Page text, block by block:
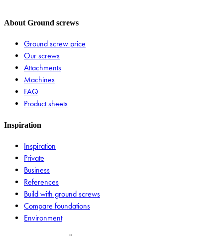
About Ground screws
Ground screw price
Our screws
Attachments
Machines
FAQ
Product sheets
Inspiration
Inspiration
Private
Business
References
Build with ground screws
Compare foundations
Environment